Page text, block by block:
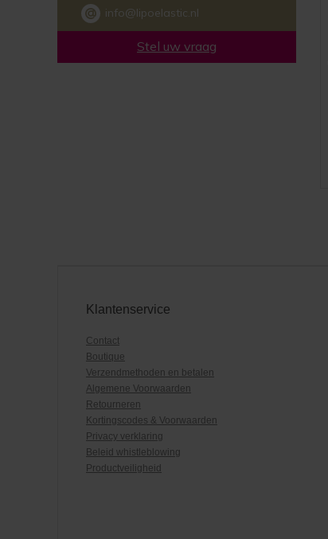
info@lipoelastic.nl
Stel uw vraag
Klantenservice
Contact
Boutique
Verzendmethoden en betalen
Algemene Voorwaarden
Retourneren
Kortingscodes & Voorwaarden
Privacy verklaring
Beleid whistleblowing
Productveiligheid